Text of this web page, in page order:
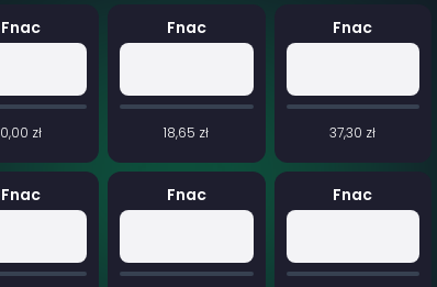
Fnac
0,00 zł
Fnac
18,65 zł
Fnac
37,30 zł
Fnac Fnac Fnac